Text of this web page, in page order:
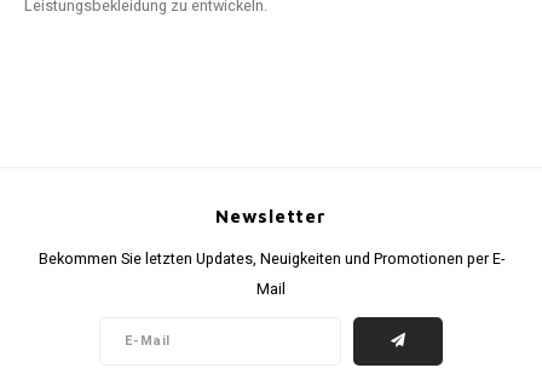
Leistungsbekleidung zu entwickeln.
Newsletter
Bekommen Sie letzten Updates, Neuigkeiten und Promotionen per E-
Mail